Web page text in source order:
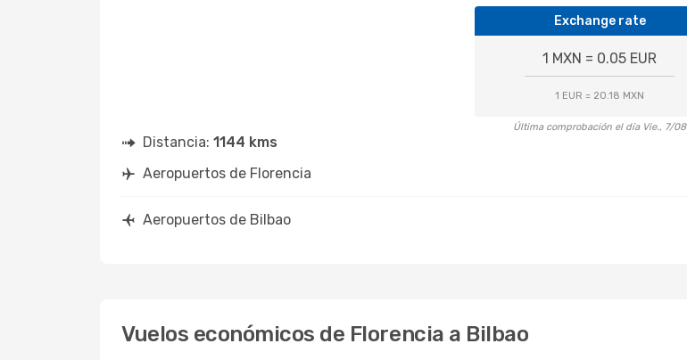
Exchange rate
1 MXN = 0.05 EUR
1 EUR = 20.18 MXN
Última comprobación el día Vie., 7/08
Distancia: 1144 kms
Aeropuertos de Florencia
Aeropuertos de Bilbao
Vuelos económicos de Florencia a Bilbao